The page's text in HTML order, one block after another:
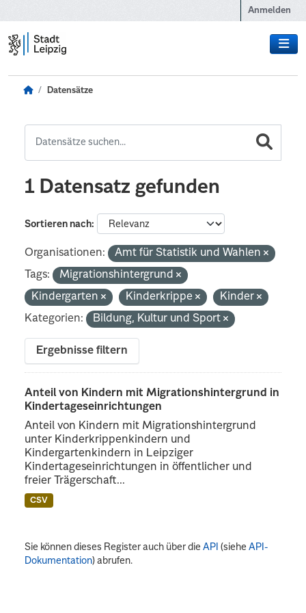
Anmelden
Datensätze
1 Datensatz gefunden
Sortieren nach
Organisationen:
Amt für Statistik und Wahlen
Tags:
Migrationshintergrund
Kindergarten
Kinderkrippe
Kinder
Kategorien:
Bildung, Kultur und Sport
Ergebnisse filtern
Anteil von Kindern mit Migrationshintergrund in
Kindertageseinrichtungen
Anteil von Kindern mit Migrationshintergrund
unter Kinderkrippenkindern und
Kindergartenkindern in Leipziger
Kindertageseinrichtungen in öffentlicher und
freier Trägerschaft...
CSV
Sie können dieses Register auch über dieAPI (sieheAPI-
Dokumentation) abrufen.